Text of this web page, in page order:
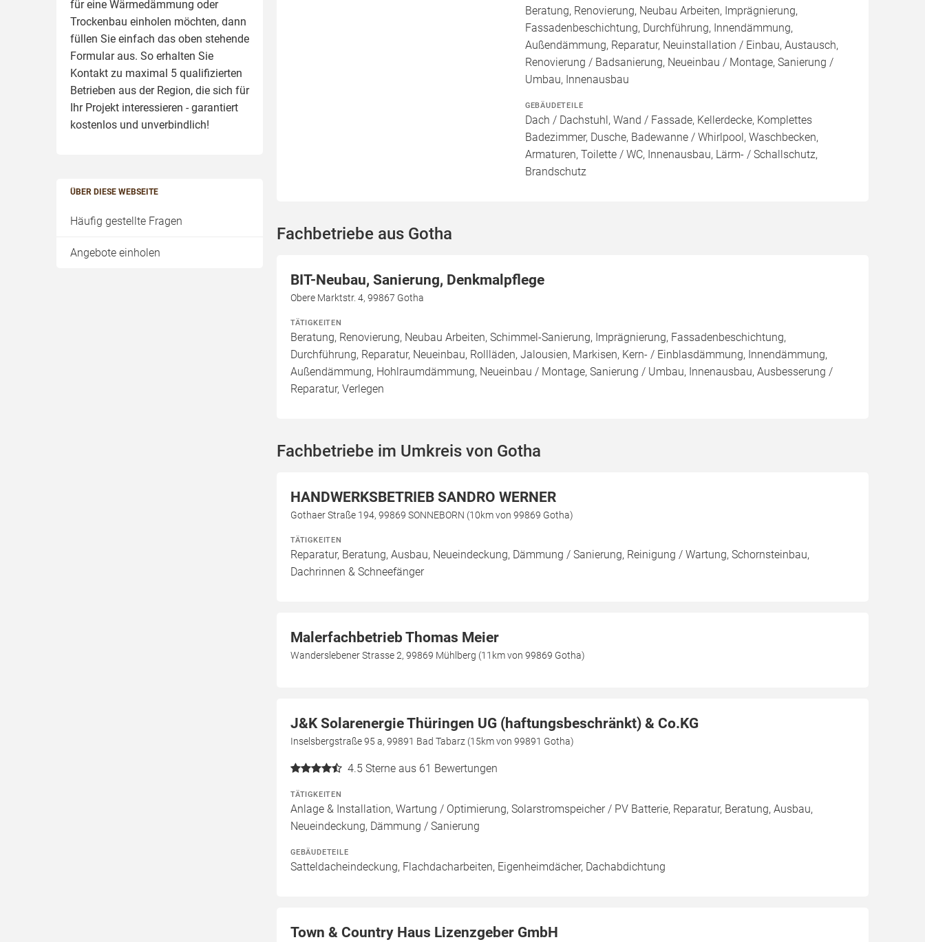
für eine Wärmedämmung oder
Trockenbau einholen möchten, dann
füllen Sie einfach das oben stehende
Formular aus. So erhalten Sie
Kontakt zu maximal 5 qualifizierten
Betrieben aus der Region, die sich für
Ihr Projekt interessieren - garantiert
kostenlos und unverbindlich!
ÜBER DIESE WEBSEITE
Häufig gestellte Fragen
Angebote einholen
Beratung, Renovierung, Neubau Arbeiten, Imprägnierung,
Fassadenbeschichtung, Durchführung, Innendämmung,
Außendämmung, Reparatur, Neuinstallation / Einbau, Austausch,
Renovierung / Badsanierung, Neueinbau / Montage, Sanierung /
Umbau, Innenausbau
GEBÄUDETEILE
Dach / Dachstuhl, Wand / Fassade, Kellerdecke, Komplettes
Badezimmer, Dusche, Badewanne / Whirlpool, Waschbecken,
Armaturen, Toilette / WC, Innenausbau, Lärm- / Schallschutz,
Brandschutz
Fachbetriebe aus Gotha
BIT-Neubau, Sanierung, Denkmalpflege
Obere Marktstr. 4, 99867 Gotha
TÄTIGKEITEN
Beratung, Renovierung, Neubau Arbeiten, Schimmel-Sanierung, Imprägnierung, Fassadenbeschichtung,
Durchführung, Reparatur, Neueinbau, Rollläden, Jalousien, Markisen, Kern- / Einblasdämmung, Innendämmung,
Außendämmung, Hohlraumdämmung, Neueinbau / Montage, Sanierung / Umbau, Innenausbau, Ausbesserung /
Reparatur, Verlegen
Fachbetriebe im Umkreis von Gotha
HANDWERKSBETRIEB SANDRO WERNER
Gothaer Straße 194, 99869 SONNEBORN (10km von 99869 Gotha)
TÄTIGKEITEN
Reparatur, Beratung, Ausbau, Neueindeckung, Dämmung / Sanierung, Reinigung / Wartung, Schornsteinbau,
Dachrinnen & Schneefänger
Malerfachbetrieb Thomas Meier
Wanderslebener Strasse 2, 99869 Mühlberg (11km von 99869 Gotha)
J&K Solarenergie Thüringen UG (haftungsbeschränkt) & Co.KG
Inselsbergstraße 95 a, 99891 Bad Tabarz (15km von 99891 Gotha)
4.5 Sterne aus 61 Bewertungen
TÄTIGKEITEN
Anlage & Installation, Wartung / Optimierung, Solarstromspeicher / PV Batterie, Reparatur, Beratung, Ausbau,
Neueindeckung, Dämmung / Sanierung
GEBÄUDETEILE
Satteldacheindeckung, Flachdacharbeiten, Eigenheimdächer, Dachabdichtung
Town & Country Haus Lizenzgeber GmbH